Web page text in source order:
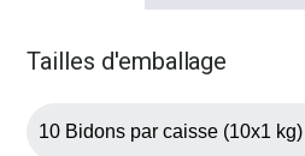
Tailles d'emballage